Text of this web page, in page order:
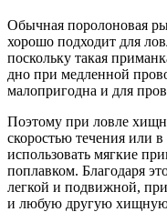
Обычная поролоновая
хорошо подходит для
поскольку такая
дно при медленной
малопригодна и для
Поэтому при ловле
скоростью течения или в
использовать мягкие
поплавком. Благодаря
легкой и подвижной,
и любую другую